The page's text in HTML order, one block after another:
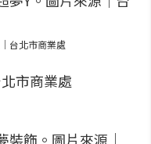
台北市商業處